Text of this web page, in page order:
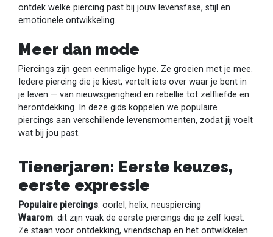
ontdek welke piercing past bij jouw levensfase, stijl en
emotionele ontwikkeling.
Meer dan mode
Piercings zijn geen eenmalige hype. Ze groeien met je mee.
Iedere piercing die je kiest, vertelt iets over waar je bent in
je leven — van nieuwsgierigheid en rebellie tot zelfliefde en
herontdekking. In deze gids koppelen we populaire
piercings aan verschillende levensmomenten, zodat jij voelt
wat bij jou past.
Tienerjaren: Eerste keuzes,
eerste expressie
Populaire piercings: oorlel, helix, neuspiercing
Waarom: dit zijn vaak de eerste piercings die je zelf kiest.
Ze staan voor ontdekking, vriendschap en het ontwikkelen